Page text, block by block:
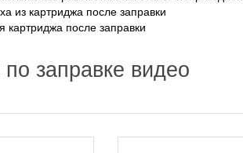
из картриджа после заправки
картриджа после заправки
заправке видео